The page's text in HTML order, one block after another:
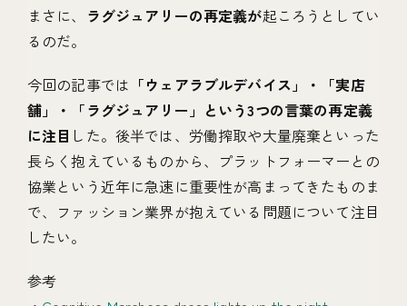
まさに、 ラグジュアリーの再定義が起ころうとしてい
るのだ。
今回の記事では 「ウェアラブルデバイス」・「実店
舗」・「ラグジュアリー」という3つの言葉の再定義
に注目 した。後半では、労働搾取や大量廃棄といった
長らく抱えているものから、プラットフォーマーとの
協業という近年に急速に重要性が高まってきたものま
で、ファッション業界が抱えている問題について注目
したい。
参考